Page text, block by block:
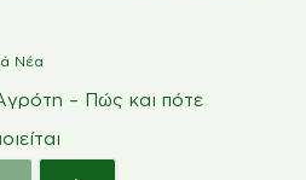
Νέα
– Πώς και πότε